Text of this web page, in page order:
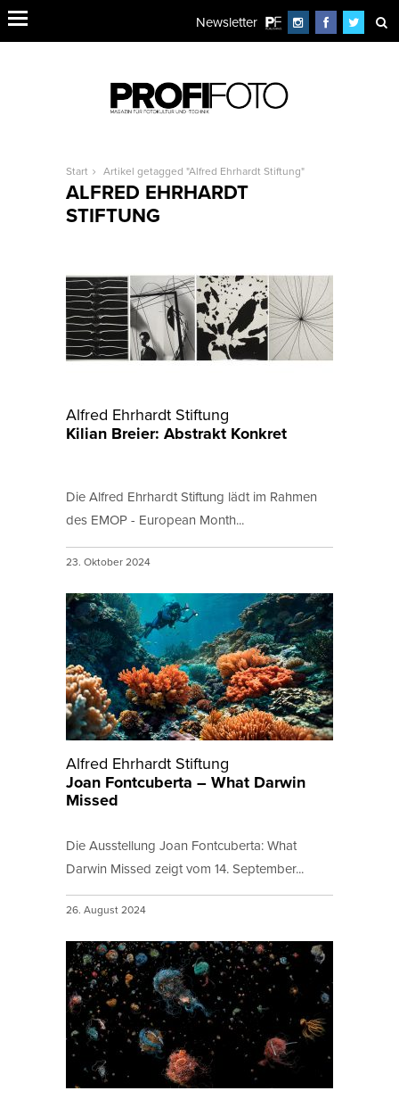
Newsletter
Start Artikel getagged "Alfred Ehrhardt Stiftung"
ALFRED EHRHARDT
STIFTUNG
Alfred Ehrhardt Stiftung
Kilian Breier: Abstrakt Konkret
Die Alfred Ehrhardt Stiftung lädt im Rahmen
des EMOP - European Month...
23. Oktober 2024
Alfred Ehrhardt Stiftung
Joan Fontcuberta – What Darwin
Missed
Die Ausstellung Joan Fontcuberta: What
Darwin Missed zeigt vom 14. September...
26. August 2024